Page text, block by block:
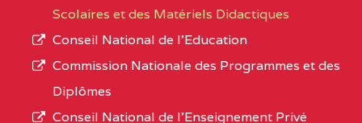
:4740 YAOUNDE
CENTRE
COLLEGE PANAFRICAIN
DE L'EXCELLENCE BP
L’offre
Scolaires et des Matériels Didactiques
Conseil National de l’Education
Commission Nationale des Programmes et des
Diplômes
Conseil National de l’Enseignement Privé